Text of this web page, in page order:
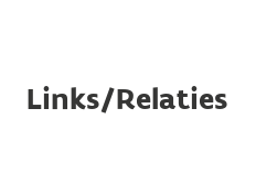
Links/Relaties